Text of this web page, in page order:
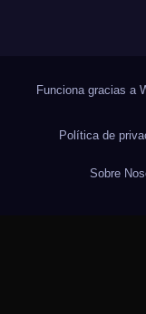
Funciona gracias a
Política de
Sobre